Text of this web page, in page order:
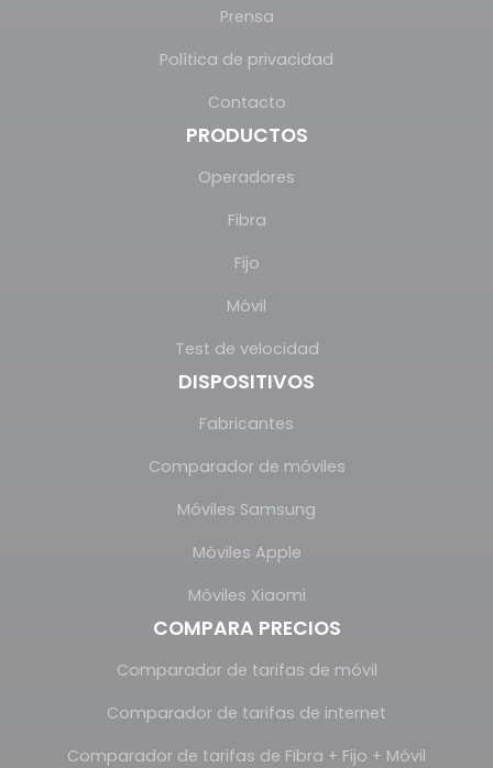
Prensa
Política de privacidad
Contacto
PRODUCTOS
Operadores
Fibra
Fijo
Móvil
Test de velocidad
DISPOSITIVOS
Fabricantes
Comparador de móviles
Móviles Samsung
Móviles Apple
Móviles Xiaomi
COMPARA PRECIOS
Comparador de tarifas de móvil
Comparador de tarifas de internet
Comparador de tarifas de Fibra + Fijo + Móvil